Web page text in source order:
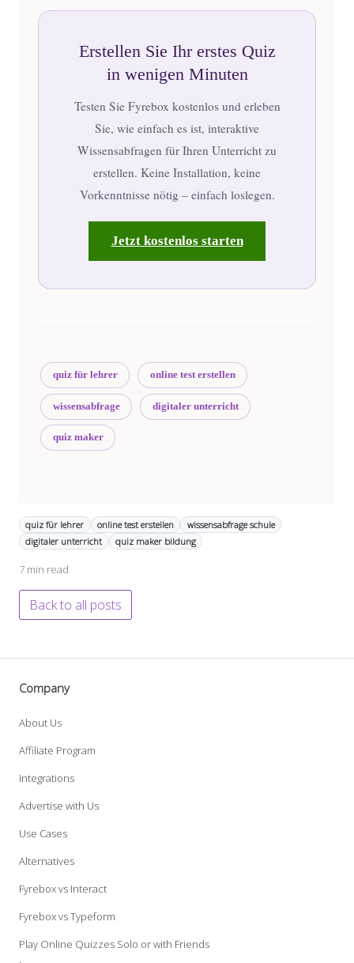
Erstellen Sie Ihr erstes Quiz
in wenigen Minuten
Testen Sie Fyrebox kostenlos und erleben
Sie, wie einfach es ist, interaktive
Wissensabfragen für Ihren Unterricht zu
erstellen. Keine Installation, keine
Vorkenntnisse nötig – einfach loslegen.
Jetzt kostenlos starten
quiz für lehrer online test erstellen
wissensabfrage digitaler unterricht
quiz maker
quiz für lehrer online test erstellen
wissensabfrage schule
digitaler unterricht
quiz maker bildung
7 min read
Back to all posts
Company
About Us
Affiliate Program
Integrations
Advertise with Us
Use Cases
Alternatives
Fyrebox vs Interact
Fyrebox vs Typeform
Play Online Quizzes Solo or with Friends